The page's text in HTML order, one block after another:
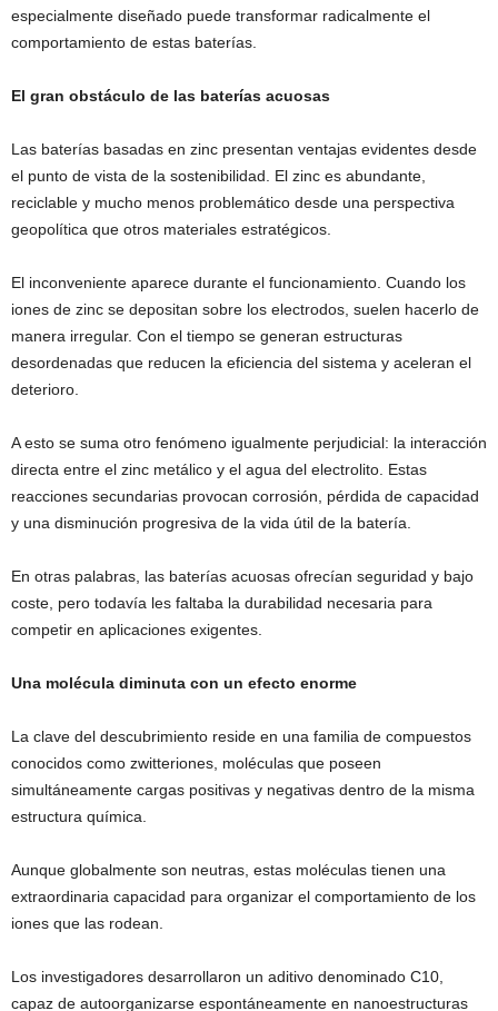
especialmente diseñado puede transformar radicalmente el
comportamiento de estas baterías.
El gran obstáculo de las baterías acuosas
Las baterías basadas en zinc presentan ventajas evidentes desde
el punto de vista de la sostenibilidad. El zinc es abundante,
reciclable y mucho menos problemático desde una perspectiva
geopolítica que otros materiales estratégicos.
El inconveniente aparece durante el funcionamiento. Cuando los
iones de zinc se depositan sobre los electrodos, suelen hacerlo de
manera irregular. Con el tiempo se generan estructuras
desordenadas que reducen la eficiencia del sistema y aceleran el
deterioro.
A esto se suma otro fenómeno igualmente perjudicial: la interacción
directa entre el zinc metálico y el agua del electrolito. Estas
reacciones secundarias provocan corrosión, pérdida de capacidad
y una disminución progresiva de la vida útil de la batería.
En otras palabras, las baterías acuosas ofrecían seguridad y bajo
coste, pero todavía les faltaba la durabilidad necesaria para
competir en aplicaciones exigentes.
Una molécula diminuta con un efecto enorme
La clave del descubrimiento reside en una familia de compuestos
conocidos como zwitteriones, moléculas que poseen
simultáneamente cargas positivas y negativas dentro de la misma
estructura química.
Aunque globalmente son neutras, estas moléculas tienen una
extraordinaria capacidad para organizar el comportamiento de los
iones que las rodean.
Los investigadores desarrollaron un aditivo denominado C10,
capaz de autoorganizarse espontáneamente en nanoestructuras